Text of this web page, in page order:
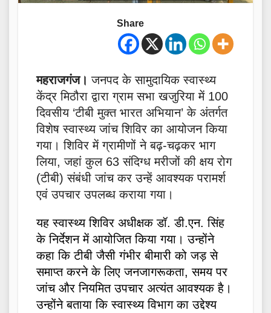
Share
महराजगंज।जनपद के सामुदायिक स्वास्थ्य
केंद्र मिठौरा द्वारा ग्राम सभा खजुरिया में 100
दिवसीय ‘टीबी मुक्त भारत अभियान’ के अंतर्गत
विशेष स्वास्थ्य जांच शिविर का आयोजन किया
गया। शिविर में ग्रामीणों ने बढ़-चढ़कर भाग
लिया, जहां कुल 63 संदिग्ध मरीजों की क्षय रोग
(टीबी) संबंधी जांच कर उन्हें आवश्यक परामर्श
एवं उपचार उपलब्ध कराया गया।
यह स्वास्थ्य शिविर अधीक्षक डॉ. डी.एन. सिंह
के निर्देशन में आयोजित किया गया। उन्होंने
कहा कि टीबी जैसी गंभीर बीमारी को जड़ से
समाप्त करने के लिए जनजागरूकता, समय पर
जांच और नियमित उपचार अत्यंत आवश्यक है।
उन्होंने बताया कि स्वास्थ्य विभाग का उद्देश्य